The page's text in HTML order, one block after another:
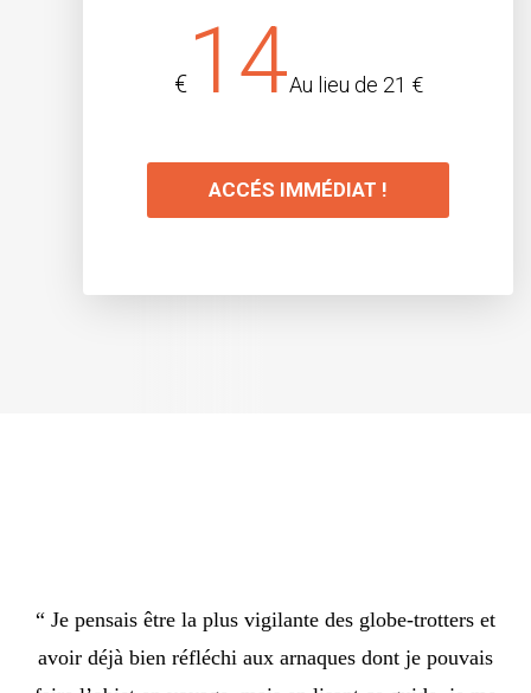
€14Au lieu de 21 €
ACCÉS IMMÉDIAT !
“ Je pensais être la plus vigilante des globe-trotters et
avoir déjà bien réfléchi aux arnaques dont je pouvais